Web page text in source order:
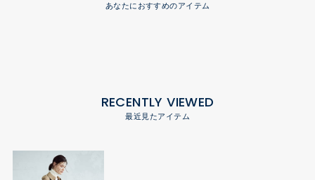
あなたにおすすめのアイテム
RECENTLY VIEWED
最近見たアイテム